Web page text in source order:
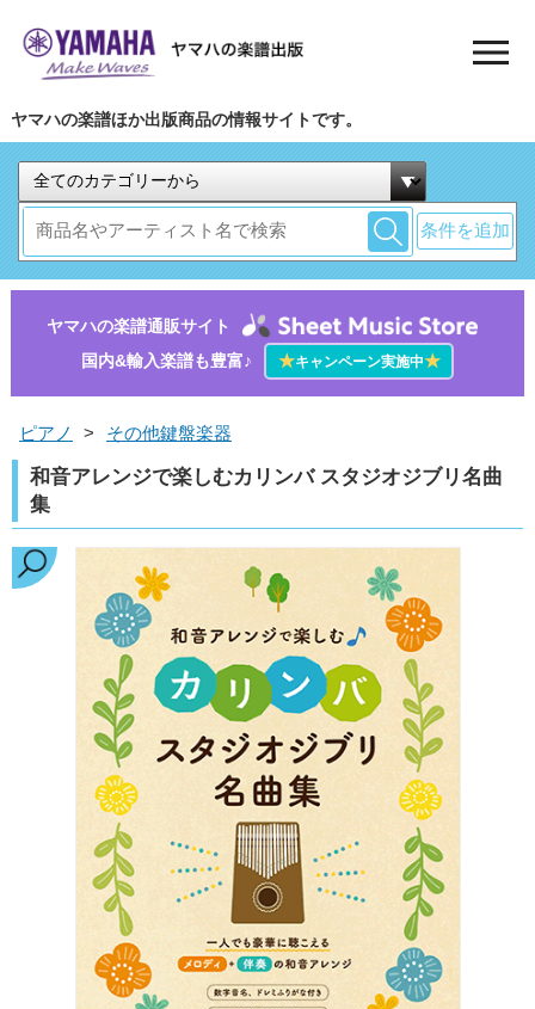
ヤマハの楽譜ほか出版商品の情報サイトです。
条件を追加
ヤマハの楽譜通販サイト
国内&輸入楽譜も豊富♪
★キャンペーン実施中★
ピアノ > その他鍵盤楽器
和音アレンジで楽しむカリンバ スタジオジブリ名曲
集